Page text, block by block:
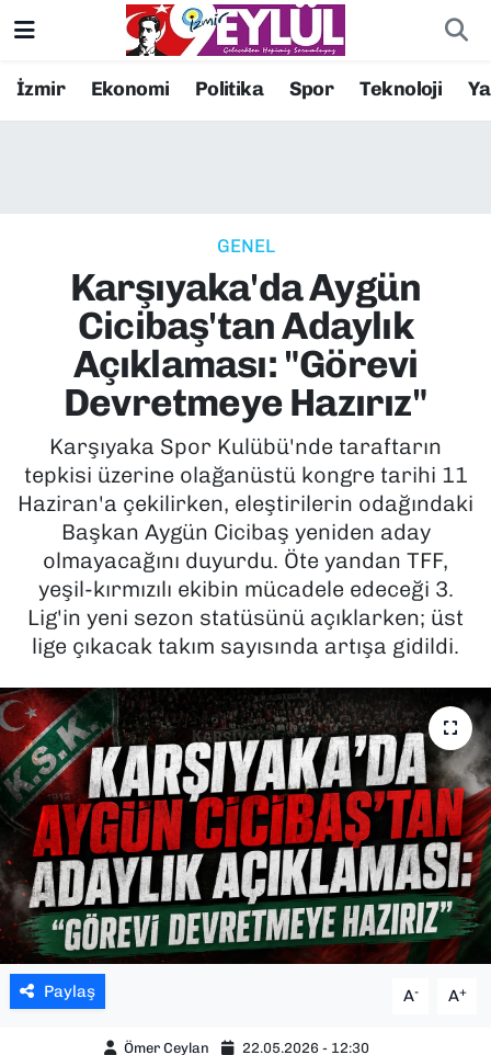
İzmir Ekonomi Politika Spor Teknoloji
GENEL
Karşıyaka'da Aygün
Cicibaş'tan Adaylık
Açıklaması: "Görevi
Devretmeye Hazırız"
Karşıyaka Spor Kulübü'nde taraftarın
tepkisi üzerine olağanüstü kongre tarihi 11
Haziran'a çekilirken, eleştirilerin odağındaki
Başkan Aygün Cicibaş yeniden aday
olmayacağını duyurdu. Öte yandan TFF,
yeşil-kırmızılı ekibin mücadele edeceği 3.
Lig'in yeni sezon statüsünü açıklarken; üst
lige çıkacak takım sayısında artışa gidildi.
Paylaş A- A+
Ömer Ceylan 22.05.2026 - 12:30
Resmi İlanlar
EKONOMİ
KÜLTÜR SANAT
MAGAZİN
POLİTİKA
SAĞLIK
SPOR
TEKNOLOJİ
YAŞAM
YEREL YÖNETİMLER
Konak Nöbetçi Eczaneler
Süper Lig Puan Durumu ve Fikstür
Tüm Manşetler
Son Dakika Haberleri
Haber Arşivi